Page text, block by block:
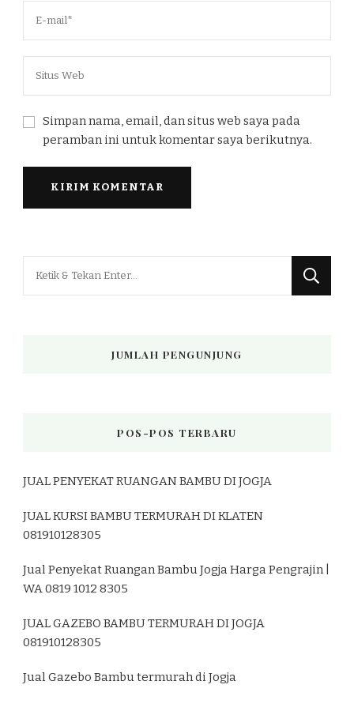
Simpan nama, email, dan situs web saya pada
peramban ini untuk komentar saya berikutnya.
JUMLAH PENGUNJUNG
POS-POS TERBARU
JUAL PENYEKAT RUANGAN BAMBU DI JOGJA
JUAL KURSI BAMBU TERMURAH DI KLATEN
081910128305
Jual Penyekat Ruangan Bambu Jogja Harga Pengrajin |
WA 0819 1012 8305
JUAL GAZEBO BAMBU TERMURAH DI JOGJA
081910128305
Jual Gazebo Bambu termurah di Jogja